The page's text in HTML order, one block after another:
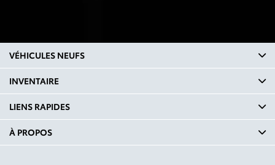
VÉHICULES NEUFS
INVENTAIRE
LIENS RAPIDES
À PROPOS